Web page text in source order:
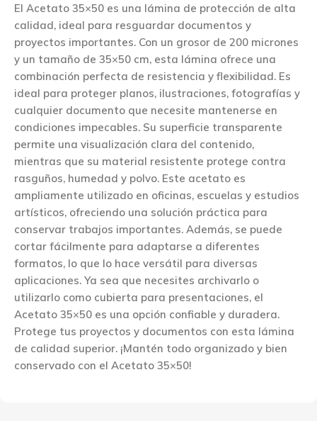
El Acetato 35×50 es una lámina de protección de alta
calidad, ideal para resguardar documentos y
proyectos importantes. Con un grosor de 200 micrones
y un tamaño de 35×50 cm, esta lámina ofrece una
combinación perfecta de resistencia y flexibilidad. Es
ideal para proteger planos, ilustraciones, fotografías y
cualquier documento que necesite mantenerse en
condiciones impecables. Su superficie transparente
permite una visualización clara del contenido,
mientras que su material resistente protege contra
rasguños, humedad y polvo. Este acetato es
ampliamente utilizado en oficinas, escuelas y estudios
artísticos, ofreciendo una solución práctica para
conservar trabajos importantes. Además, se puede
cortar fácilmente para adaptarse a diferentes
formatos, lo que lo hace versátil para diversas
aplicaciones. Ya sea que necesites archivarlo o
utilizarlo como cubierta para presentaciones, el
Acetato 35×50 es una opción confiable y duradera.
Protege tus proyectos y documentos con esta lámina
de calidad superior. ¡Mantén todo organizado y bien
conservado con el Acetato 35×50!